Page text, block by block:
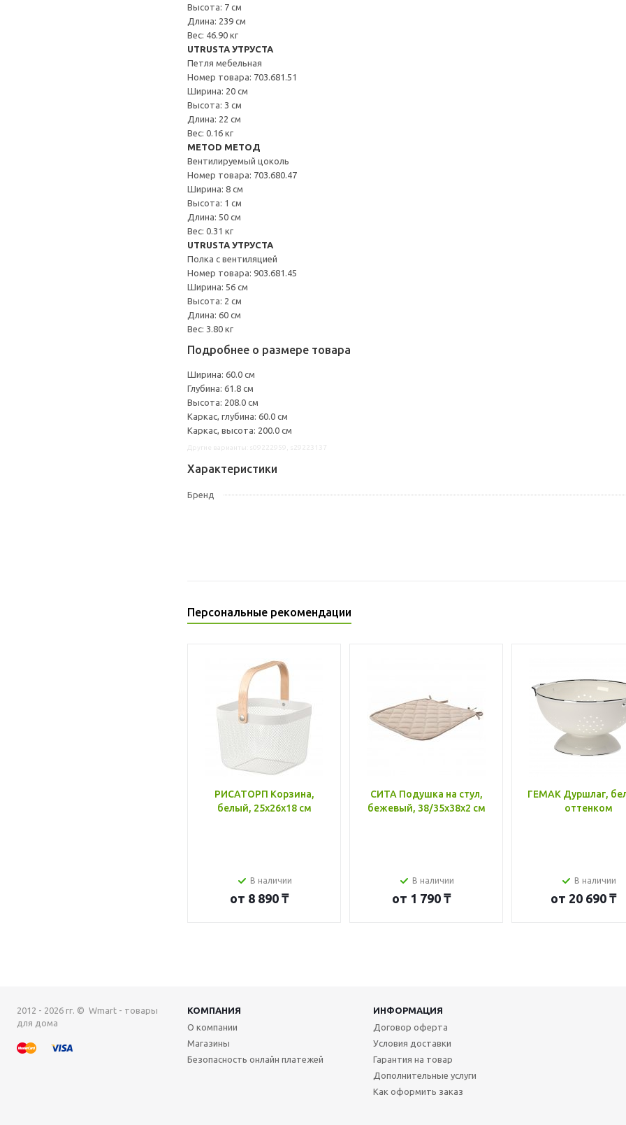
Высота: 7 см
Длина: 239 см
Вес: 46.90 кг
UTRUSTA УТРУСТА
Петля мебельная
Номер товара: 703.681.51
Ширина: 20 см
Высота: 3 см
Длина: 22 см
Вес: 0.16 кг
METOD МЕТОД
Вентилируемый цоколь
Номер товара: 703.680.47
Ширина: 8 см
Высота: 1 см
Длина: 50 см
Вес: 0.31 кг
UTRUSTA УТРУСТА
Полка с вентиляцией
Номер товара: 903.681.45
Ширина: 56 см
Высота: 2 см
Длина: 60 см
Вес: 3.80 кг
Подробнее о размере товара
Ширина: 60.0 см
Глубина: 61.8 см
Высота: 208.0 см
Каркас, глубина: 60.0 см
Каркас, высота: 200.0 см
Характеристики
Бренд
Персональные рекомендации
РИСАТОРП Корзина,
белый, 25x26x18 см
В наличии
от 8 890 ₸
СИТА Подушка на стул,
бежевый, 38/35x38x2 см
В наличии
от 1 790 ₸
ГЕМАК Дуршлаг,
оттенком
В наличии
от 20 690 ₸
2012 - 2026 гг. © Wmart - товары
для дома
КОМПАНИЯ
ИНФОРМАЦИЯ
О компании
Магазины
Безопасность онлайн платежей
Договор оферта
Условия доставки
Гарантия на товар
Дополнительные услуги
Как оформить заказ